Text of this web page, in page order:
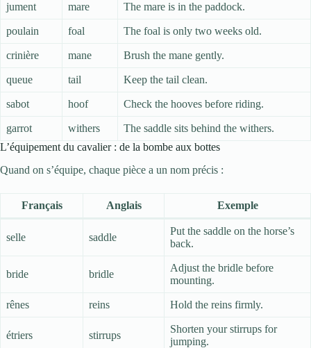
jument mare The mare is in the paddock.
poulain foal The foal is only two weeks old.
crinière mane Brush the mane gently.
queue tail Keep the tail clean.
sabot hoof Check the hooves before riding.
garrot withers
The saddle sits behind the withers.
L’équipement du cavalier : de la bombe aux bottes
Quand on s’équipe, chaque pièce a un nom précis :
Français Anglais Exemple
selle saddle
Put the saddle on the horse’s
back.
bride bridle
Adjust the bridle before
mounting.
rênes reins Hold the reins firmly.
étriers stirrups
Shorten your stirrups for
jumping.